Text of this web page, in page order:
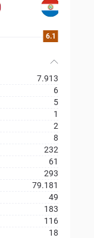
6.1
7.913
6
5
1
2
8
232
61
293
79.181
49
183
116
18